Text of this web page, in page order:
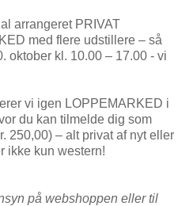
arrangeret PRIVAT
med flere udstillere – så
oktober kl. 10.00 – 17.00 - vi
vi igen LOPPEMARKED i
du kan tilmelde dig som
250,00) – alt privat af nyt eller
ikke kun western!
på webshoppen eller til